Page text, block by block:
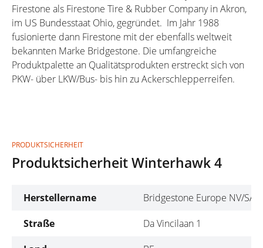
Firestone als Firestone Tire & Rubber Company in Akron,
im US Bundesstaat Ohio, gegründet. Im Jahr 1988
fusionierte dann Firestone mit der ebenfalls weltweit
bekannten Marke Bridgestone. Die umfangreiche
Produktpalette an Qualitätsprodukten erstreckt sich von
PKW- über LKW/Bus- bis hin zu Ackerschlepperreifen.
PRODUKTSICHERHEIT
Produktsicherheit Winterhawk 4
Herstellername
Bridgestone Europe NV/SA
Straße
Da Vincilaan 1